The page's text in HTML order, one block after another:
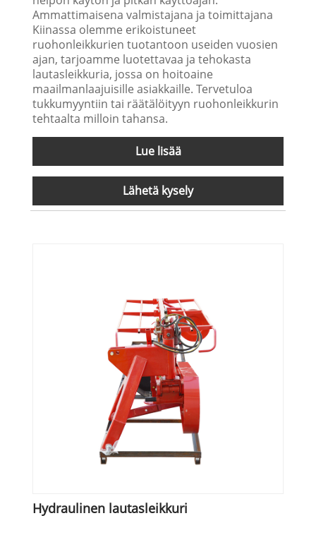
Ammattimaisena valmistajana ja toimittajana
Kiinassa olemme erikoistuneet
ruohonleikkurien tuotantoon useiden vuosien
ajan, tarjoamme luotettavaa ja tehokasta
lautasleikkuria, jossa on hoitoaine
maailmanlaajuisille asiakkaille. Tervetuloa
tukkumyyntiin tai räätälöityyn ruohonleikkurin
tehtaalta milloin tahansa.
Lue lisää
Lähetä kysely
Hydraulinen lautasleikkuri